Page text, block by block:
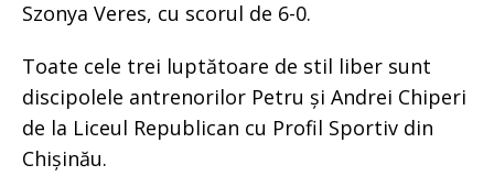
Szonya Veres, cu scorul de 6-0.
Toate cele trei luptătoare de stil liber sunt
discipolele antrenorilor Petru și Andrei Chiperi
de la Liceul Republican cu Profil Sportiv din
Chișinău.